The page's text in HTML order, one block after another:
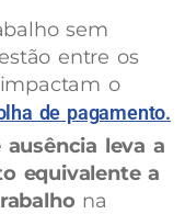
sem
entre os
o
de pagamento.
ausência leva a
equivalente a
na